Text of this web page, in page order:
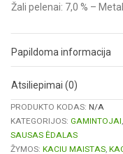
Žali pelenai: 7,0 % –
Papildoma informacija
Atsiliepimai (0)
PRODUKTO KODAS: N/A
KATEGORIJOS: GAMINTOJAI
SAUSAS ĖDALAS
ŽYMOS: KACIU MAISTAS